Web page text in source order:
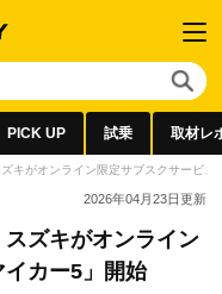
PICK UP 試乗 取材レ
キがオンライン限定サブスクサービス
2026年04月23日更新
ズキがオンライン
イカー5」開始